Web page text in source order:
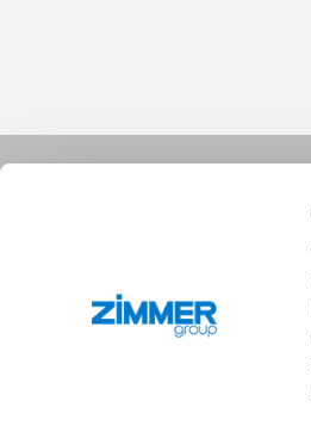
+1 828 855 9722